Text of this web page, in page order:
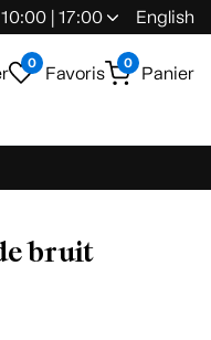
| 17:00 English
0 Favoris 0 Panier
bruit